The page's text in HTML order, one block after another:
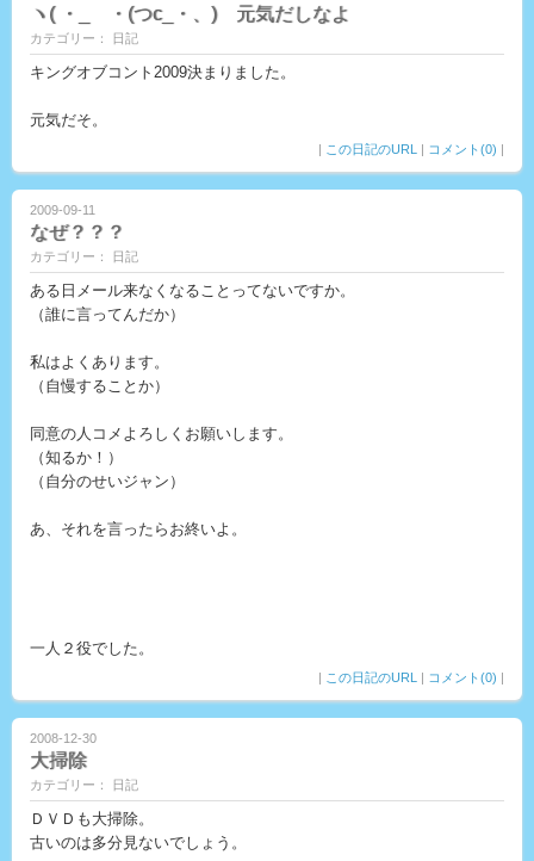
ヽ( ・_ゝ・(つc_・、)ゝ元気だしなよ
カテゴリー： 日記
キングオブコント2009決まりました。
元気だそ。
| この日記のURL | コメント(0) |
2009-09-11
なぜ？？？
カテゴリー： 日記
ある日メール来なくなることってないですか。
（誰に言ってんだか）
私はよくあります。
（自慢することか）
同意の人コメよろしくお願いします。
（知るか！）
（自分のせいジャン）
あ、それを言ったらお終いよ。
一人２役でした。
| この日記のURL | コメント(0) |
2008-12-30
大掃除
カテゴリー： 日記
ＤＶＤも大掃除。
古いのは多分見ないでしょう。